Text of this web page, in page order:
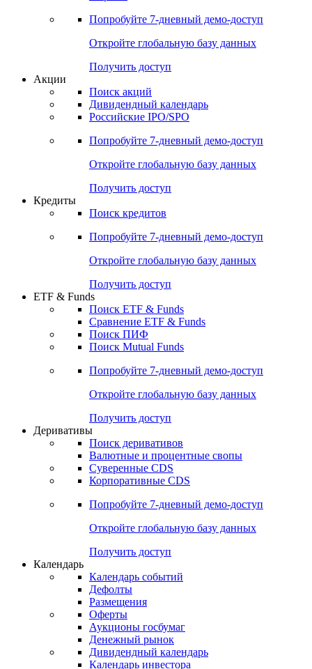
Cbonds Pages
Опросы
Попробуйте7-дневный
Откройте глобальную базу данных
Получить доступ
Поиск акций
Российские IPO/SPO
Попробуйте7-дневный
Откройте глобальную базу данных
Получить доступ
Поиск кредитов
Попробуйте7-дневный
Откройте глобальную базу данных
Получить доступ
ETF & Funds
Сравнение ETF & Funds
Поиск Mutual Funds
Попробуйте7-дневный
Откройте глобальную базу данных
Получить доступ
Деривативы
Валютные и процентные свопы
Корпоративные CDS
Попробуйте7-дневный
Откройте глобальную базу данных
Получить доступ
Календарь
Календарь событий
Дефолты
Размещения
Оферты